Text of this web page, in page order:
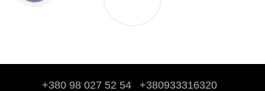
+380 98 027 52 54 +380933316320